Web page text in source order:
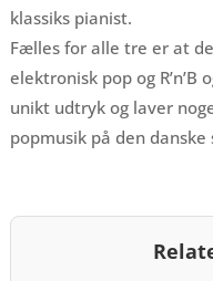
klassiks pianist.
Fælles for alle tre er at
elektronisk pop og
unikt udtryk og laver
popmusik på den danske